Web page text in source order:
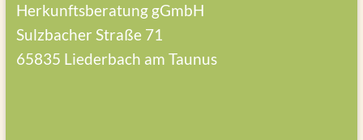
Herkunftsberatung gGmbH
Sulzbacher Straße 71
65835 Liederbach am Taunus